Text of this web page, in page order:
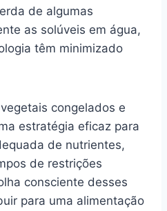
de algumas
as solúveis em água,
têm minimizado
congelados e
estratégia eficaz para
de nutrientes,
de restrições
consciente desses
para uma alimentação